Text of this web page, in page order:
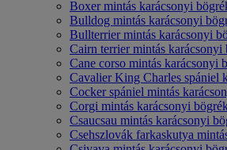
Boxer mintás karácsonyi
Bulldog mintás karácsonyi
Bullterrier mintás karácsonyi
Cairn terrier mintás karácsonyi
Cane corso mintás karácsonyi
Cavalier King Charles spániel
Cocker spániel mintás
Corgi mintás karácsonyi
Csaucsau mintás karácsonyi
Csehszlovák farkaskutya